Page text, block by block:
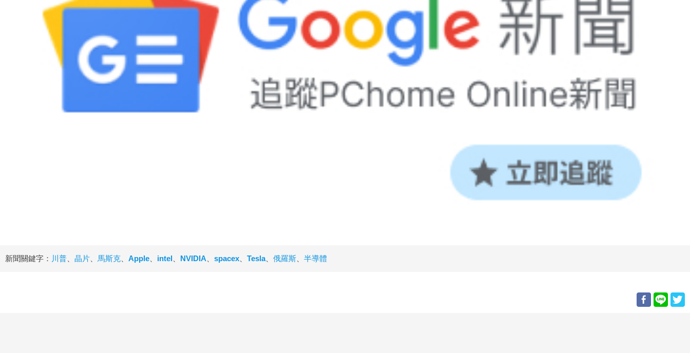
新聞關鍵字： 川普、 晶片、 馬斯克、 Apple、 intel、 NVIDIA、 spacex、 Tesla、 俄羅斯、 半導體